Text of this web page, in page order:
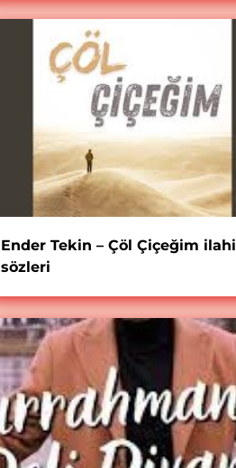
Ender Tekin – Çöl Çiçeğim ilahi
sözleri